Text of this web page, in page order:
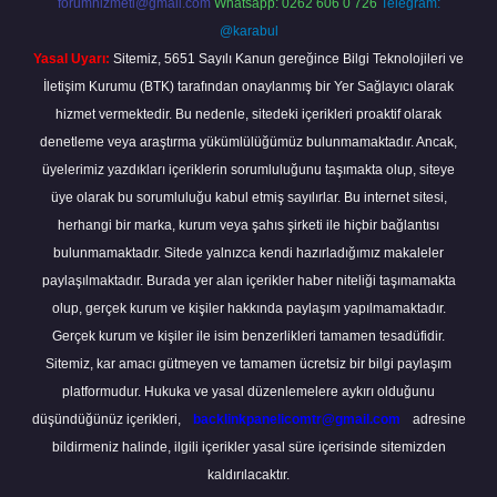
forumhizmeti@gmail.com Whatsapp: 0262 606 0 726 Telegram:
@karabul
Yasal Uyarı: Sitemiz, 5651 Sayılı Kanun gereğince Bilgi Teknolojileri ve
İletişim Kurumu (BTK) tarafından onaylanmış bir Yer Sağlayıcı olarak
hizmet vermektedir. Bu nedenle, sitedeki içerikleri proaktif olarak
denetleme veya araştırma yükümlülüğümüz bulunmamaktadır. Ancak,
üyelerimiz yazdıkları içeriklerin sorumluluğunu taşımakta olup, siteye
üye olarak bu sorumluluğu kabul etmiş sayılırlar. Bu internet sitesi,
herhangi bir marka, kurum veya şahıs şirketi ile hiçbir bağlantısı
bulunmamaktadır. Sitede yalnızca kendi hazırladığımız makaleler
paylaşılmaktadır. Burada yer alan içerikler haber niteliği taşımamakta
olup, gerçek kurum ve kişiler hakkında paylaşım yapılmamaktadır.
Gerçek kurum ve kişiler ile isim benzerlikleri tamamen tesadüfidir.
Sitemiz, kar amacı gütmeyen ve tamamen ücretsiz bir bilgi paylaşım
platformudur. Hukuka ve yasal düzenlemelere aykırı olduğunu
düşündüğünüz içerikleri,
backlinkpanelicomtr@gmail.com
adresine
bildirmeniz halinde, ilgili içerikler yasal süre içerisinde sitemizden
kaldırılacaktır.